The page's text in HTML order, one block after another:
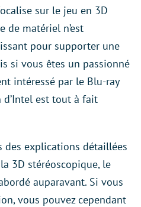
sur le jeu en 3D
de matériel n’est
pour supporter une
si vous êtes un passionné
intéressé par le Blu-ray
d’Intel est tout à fait
des explications détaillées
3D stéréoscopique, le
auparavant. Si vous
vous pouvez cependant